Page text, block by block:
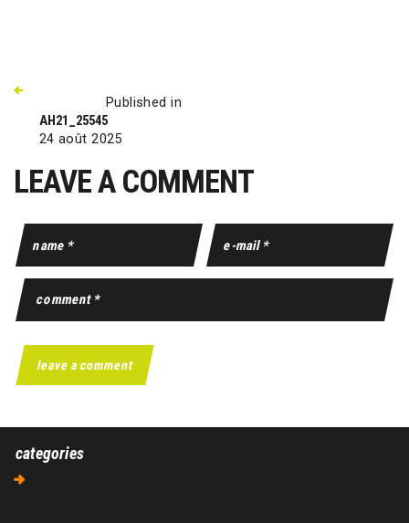
Published in
AH21_25545
24 août 2025
LEAVE A COMMENT
categories